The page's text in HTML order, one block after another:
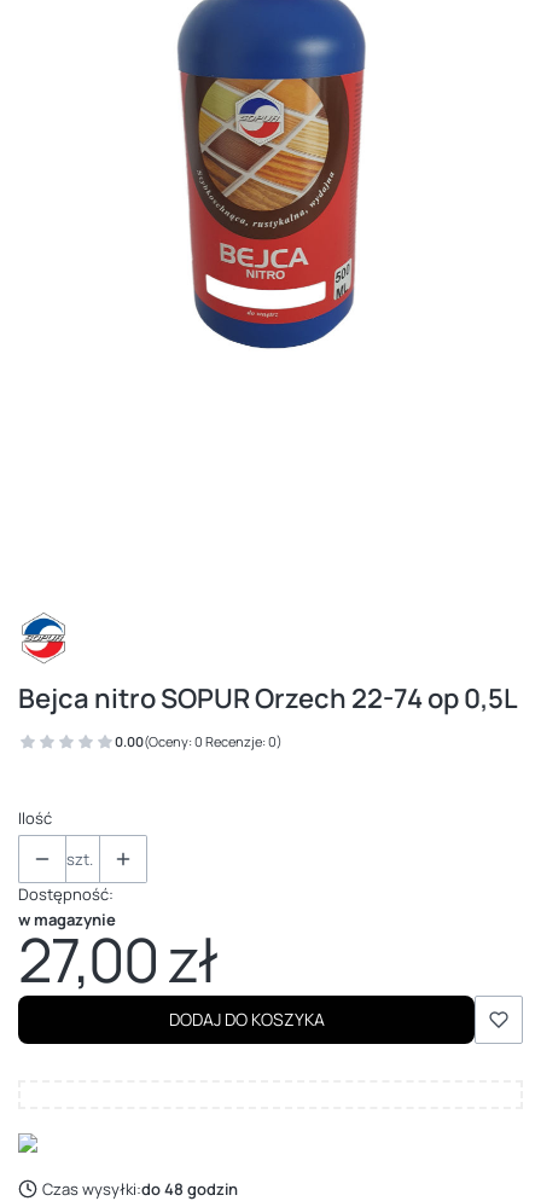
Bejca nitro SOPUR Orzech 22-74 op 0,5L
0.00(Oceny: 0 Recenzje: 0)
Ilość
szt.
Dostępność:
w magazynie
Cena
27,00 zł
DODAJ DO KOSZYKA
Czas wysyłki:do 48 godzin